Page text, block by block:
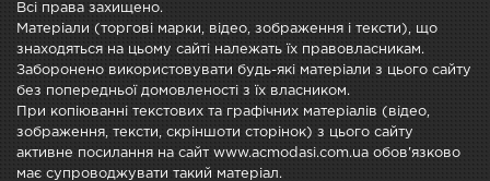
Всі права захищено.
Матеріали (торгові марки, відео, зображення і тексти), що
знаходяться на цьому сайті належать їх правовласникам.
Заборонено використовувати будь-які матеріали з цього сайту
без попередньої домовленості з їх власником.
При копіюванні текстових та графічних матеріалів (відео,
зображення, тексти, скріншоти сторінок) з цього сайту
активне посилання на сайт www.acmodasi.com.ua обов'язково
має супроводжувати такий матеріал.